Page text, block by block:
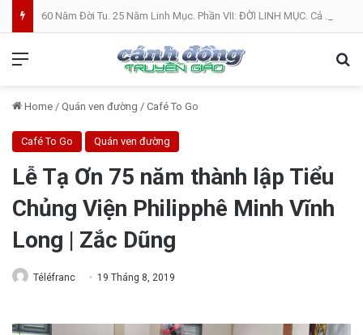
60 Năm Đời Tu. 25 Năm Linh Mục. Phần VII: ĐỜI LINH MỤC. Cả Nổ
Home / Quán ven đường / Café To Go
Café To Go Quán ven đường
Lễ Tạ Ơn 75 năm thành lập Tiểu
Chủng Viện Philipphê Minh Vĩnh
Long | Zắc Dũng
Téléfranc 19 Tháng 8, 2019